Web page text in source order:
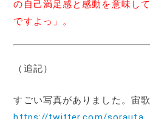
の自己満足感と感動を意味し
ですよっ」。
（追記）
すごい写真がありました。宙